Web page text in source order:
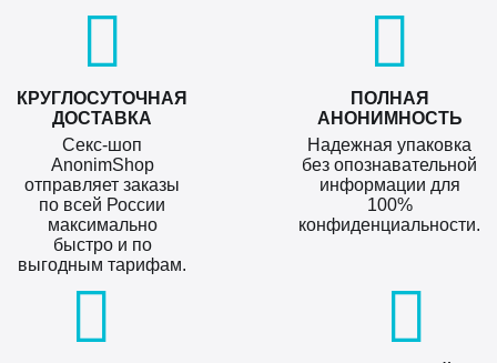
КРУГЛОСУТОЧНАЯ
ДОСТАВКА
Секс-шоп
AnonimShop
отправляет заказы
по всей России
максимально
быстро и по
выгодным тарифам.
ПОЛНАЯ
АНОНИМНОСТЬ
Надежная упаковка
без опознавательной
информации для
100%
конфиденциальности.